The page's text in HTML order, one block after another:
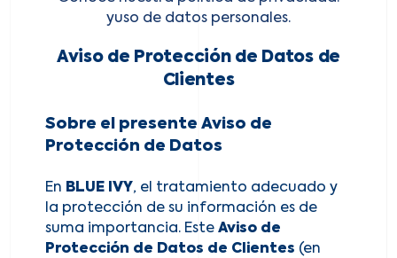
yuso de datos personales.
Aviso de Protección de Datos de
Clientes
Sobre el presente Aviso de
Protección de Datos
En BLUE IVY, el tratamiento adecuado y
la protección de su información es de
suma importancia. EsteAviso de
Protección de Datos de Clientes (en